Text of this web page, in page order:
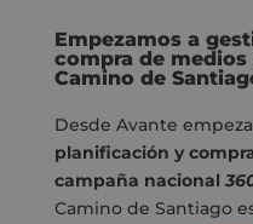
Empezamos a
compra de medios
Camino de
Desde Avante
planificación y
campaña nacional
Camino de Santiago